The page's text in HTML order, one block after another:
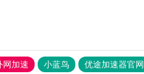
网加速 小蓝鸟 优途加速器官网